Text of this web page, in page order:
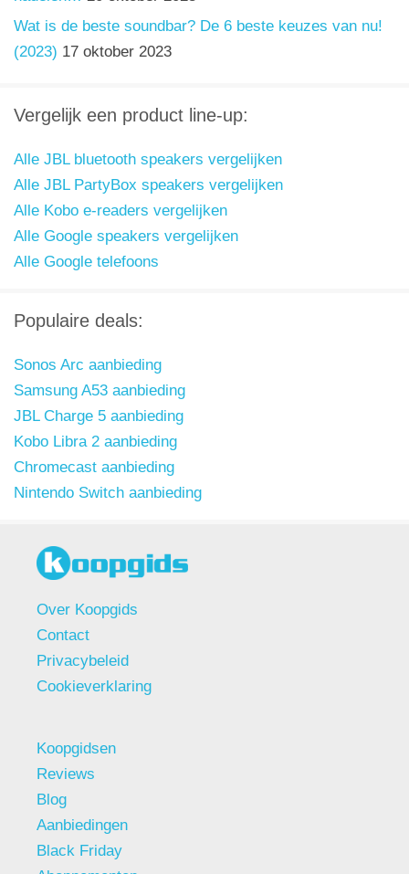
Wat is de beste soundbar? De 6 beste keuzes van nu!
(2023) 17 oktober 2023
Vergelijk een product line-up:
Alle JBL bluetooth speakers vergelijken
Alle JBL PartyBox speakers vergelijken
Alle Kobo e-readers vergelijken
Alle Google speakers vergelijken
Alle Google telefoons
Populaire deals:
Sonos Arc aanbieding
Samsung A53 aanbieding
JBL Charge 5 aanbieding
Kobo Libra 2 aanbieding
Chromecast aanbieding
Nintendo Switch aanbieding
Over Koopgids
Contact
Privacybeleid
Cookieverklaring
Koopgidsen
Reviews
Blog
Aanbiedingen
Black Friday